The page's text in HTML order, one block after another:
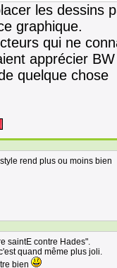
les dessins
graphique.
qui ne
apprécier
quelque chose
rend plus ou moins bien
saintE contre Hades".
quand même plus joli.
bien